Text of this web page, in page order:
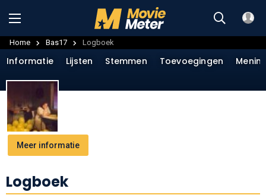
Home Bas17 Logboek
Meer informatie
Informatie Lijsten Stemmen Toevoegingen
Logboek